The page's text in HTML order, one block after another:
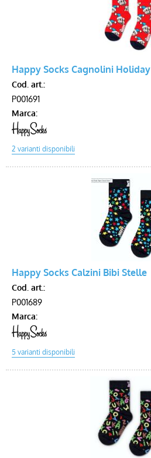
Happy Socks Cagnolini Holiday
Cod. art.:
P001691
Marca:
Happy Socks Calzini Bibi Stelle
Cod. art.:
P001689
Marca: